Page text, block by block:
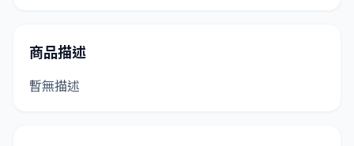
商品描述
暫無描述